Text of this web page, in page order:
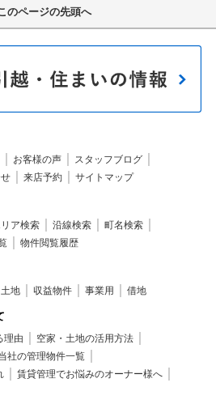
のページの先頭へ
お客様の声
スタッフブログ
来店予約 サイトマップ
ア検索 沿線検索
町名検索
物件閲覧履歴
土地 収益物件 事業用 借地
理由
空家・土地の活用方法
社の管理物件一覧
賃貸管理でお悩みのオーナー様へ